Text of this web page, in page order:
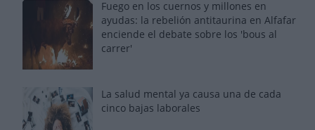
Fuego en los cuernos y millones en
ayudas: la rebelión antitaurina en Alfafar
enciende el debate sobre los 'bous al
carrer'
La salud mental ya causa una de cada
cinco bajas laborales